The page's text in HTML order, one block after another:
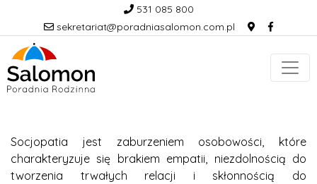
531 085 800
sekretariat@poradniasalomon.com.pl
Socjopatia jest zaburzeniem osobowości, które
charakteryzuje się brakiem empatii, niezdolnością do
tworzenia trwałych relacji i skłonnością do